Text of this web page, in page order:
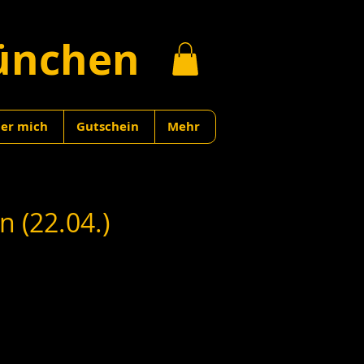
mich Gutschein Mehr
(22.04.)